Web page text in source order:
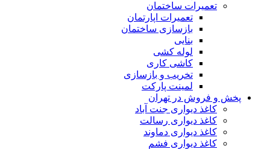
تعمیرات ساختمان
تعمیرات اپارتمان
بازسازی ساختمان
بنایی
لوله کشی
کاشی کاری
تخریب و بازسازی
لمینت پارکت
پخش و فروش در تهران
کاغذ دیواری جنت آباد
کاغذ دیواری رسالت
کاغذ دیواری دماوند
کاغذ دیواری فشم